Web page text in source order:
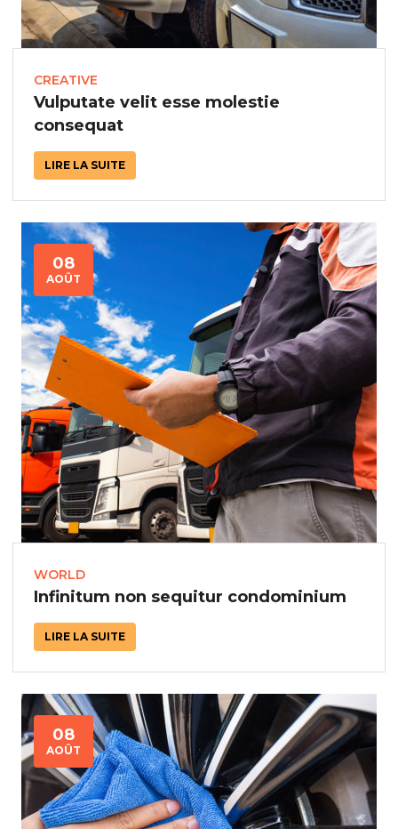
CREATIVE
Vulputate velit esse molestie
consequat
LIRE LA SUITE
08
AOÛT
WORLD
Infinitum non sequitur condominium
LIRE LA SUITE
08
AOÛT